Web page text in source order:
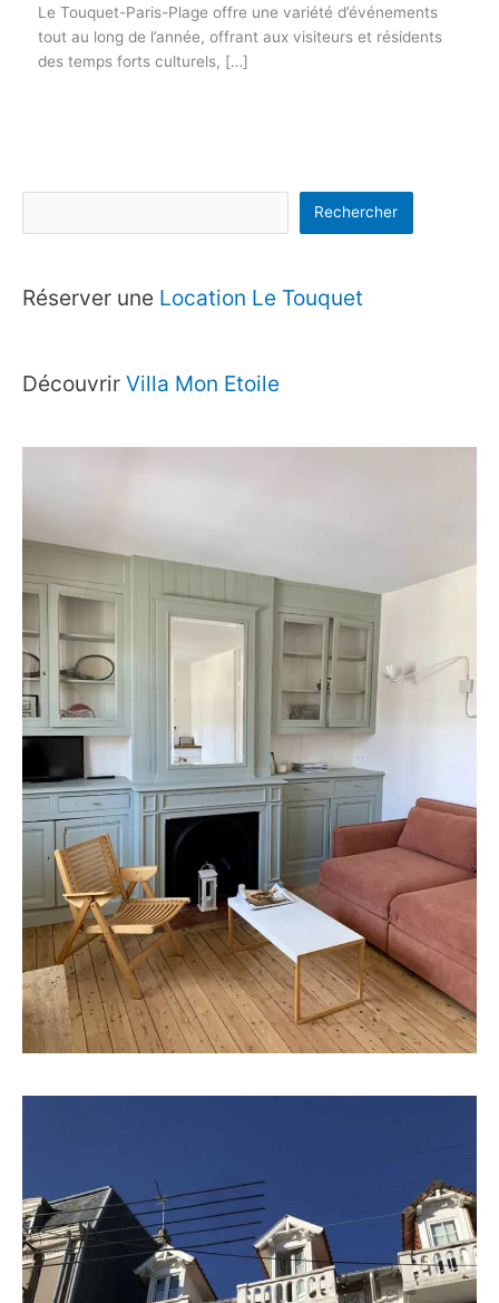
Le Touquet-Paris-Plage offre une variété d’événements
tout au long de l’année, offrant aux visiteurs et résidents
des temps forts culturels, […]
Rechercher
Réserver une Location Le Touquet
Découvrir Villa Mon Etoile